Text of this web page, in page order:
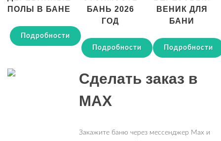
ПОЛЫ В БАНЕ
Подробности
БАНЬ 2026
ГОД
Подробности
ВЕНИК ДЛЯ
БАНИ
Подробности
Сделать заказ в
MAX
Закажите баню через мессенджер Max и